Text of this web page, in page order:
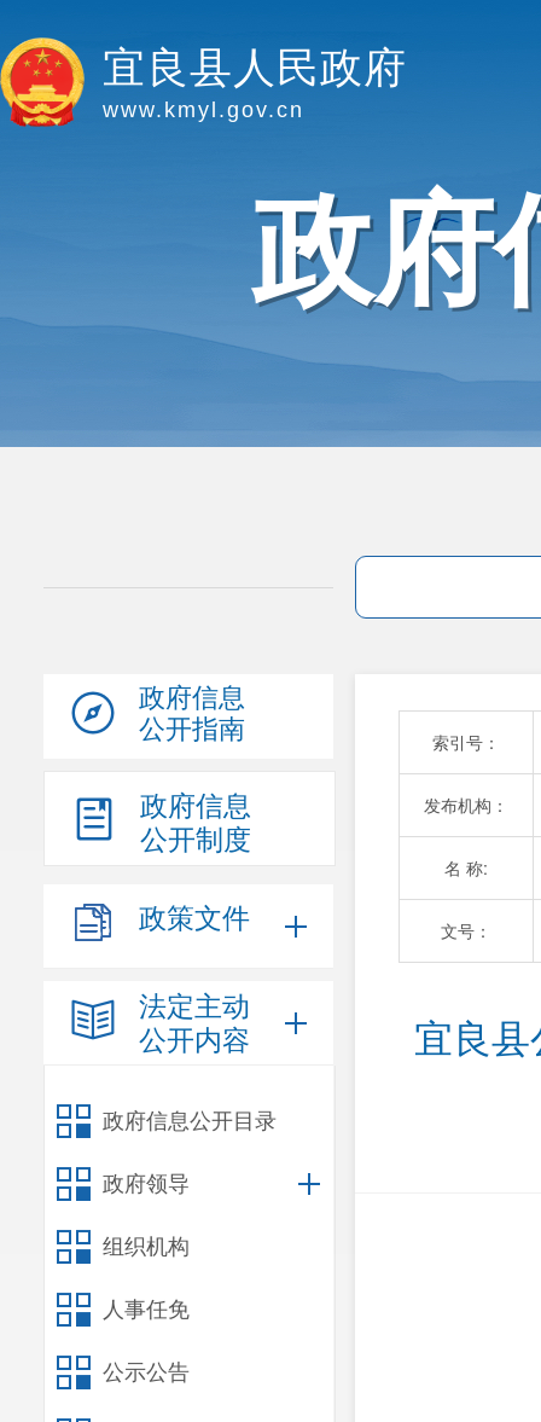
宜良县人民政府
www.kmyl.gov.cn
政府
政府信息
公开指南
政府信息
公开制度
政策文件
法定主动
公开内容
政府信息公开目录
政府领导
组织机构
人事任免
公示公告
索引号：
发布机构：
名 称:
文号：
宜良